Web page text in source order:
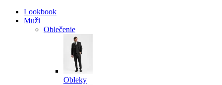
Lookbook
Muži
Oblečenie
Obleky